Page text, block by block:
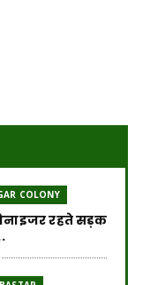
COLONY
रहते सड़क